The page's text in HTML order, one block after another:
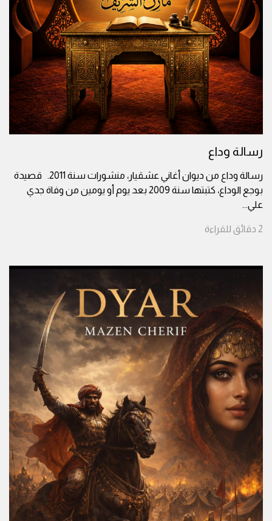
رسالة وداع
رسالة وداع من ديوان أغاني عشقيار، منشورات سنة 2011. قصيدة
بوجع الوداع، كتبتها سنة 2009 بعد يوم أو يومين من وفاة جدي
علي...
2 دقائق للقراءة